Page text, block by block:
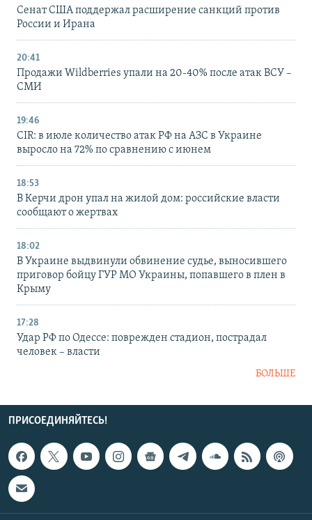
Сенат США поддержал расширение санкций против
России и Ирана
20:41
Продажи Wildberries упали на 20-40% после атак ВСУ –
СМИ
19:46
CIR: в июле количество атак РФ на АЗС в Украине
выросло на 72% по сравнению с июнем
18:53
В Керчи дрон упал на жилой дом: российские власти
сообщают о жертвах
18:02
В Украине выдвинули обвинение судье, выносившего
приговор бойцу ГУР МО Украины, попавшего в плен в
Крыму
17:28
Удар РФ по Одессе: поврежден стадион, пострадал
человек – власти
БОЛЬШЕ
ПРИСОЕДИНЯЙТЕСЬ!